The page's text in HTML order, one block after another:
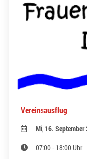
Vereinsausflug
Mi, 16. September
07:00 - 18:00 Uhr